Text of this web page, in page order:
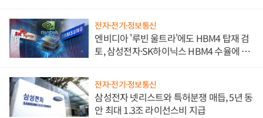
전자·전기·정보통신
엔비디아 '루빈 울트라'에도 HBM4 탑재 검
토, 삼성전자·SK하이닉스 HBM4 수율에 주
전자·전기·정보통신
삼성전자 넷리스트와 특허분쟁 매듭, 5년 동
안 최대 1.3조 라이선스비 지급